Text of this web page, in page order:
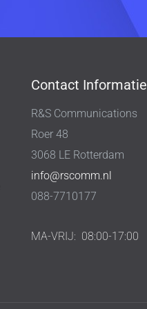
Contact Informatie
R&S Communications
Roer 48
3068 LE Rotterdam
info@rscomm.nl
088-7710177
MA-VRIJ: 08:00-17:00